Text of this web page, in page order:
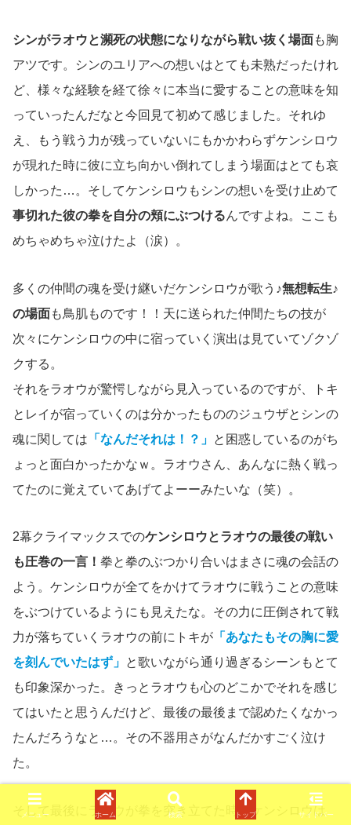
シンがラオウと瀕死の状態になりながら戦い抜く場面も胸
アツです。シンのユリアへの想いはとても未熟だったけれ
ど、様々な経験を経て徐々に本当に愛することの意味を知
っていったんだなと今回見て初めて感じました。それゆ
え、もう戦う力が残っていないにもかかわらずケンシロウ
が現れた時に彼に立ち向かい倒れてしまう場面はとても哀
しかった…。そしてケンシロウもシンの想いを受け止めて
事切れた彼の拳を自分の頬にぶつけるんですよね。ここも
めちゃめちゃ泣けたよ（涙）。
多くの仲間の魂を受け継いだケンシロウが歌う ♪無想転生♪
の場面も鳥肌ものです！！天に送られた仲間たちの技が
次々にケンシロウの中に宿っていく演出は見ていてゾクゾ
クする。
それをラオウが驚愕しながら見入っているのですが、トキ
とレイが宿っていくのは分かったもののジュウザとシンの
魂に関しては 「なんだそれは！？」 と困惑しているのがち
ょっと面白かったかなｗ。ラオウさん、あんなに熱く戦っ
てたのに覚えていてあげてよーーみたいな（笑）。
2幕クライマックスでのケンシロウとラオウの最後の戦い
も圧巻の一言！ 拳と拳のぶつかり合いはまさに魂の会話の
よう。ケンシロウが全てをかけてラオウに戦うことの意味
をぶつけているようにも見えたな。その力に圧倒されて戦
力が落ちていくラオウの前にトキが 「あなたもその胸に愛
を刻んでいたはず」 と歌いながら通り過ぎるシーンもとて
も印象深かった。きっとラオウも心のどこかでそれを感じ
てはいたと思うんだけど、最後の最後まで認めたくなかっ
たんだろうなと…。その不器用さがなんだかすごく泣け
た。
そして最後にラオウが拳を突き立てた時、ケンシロウは
メニュー ホーム 検索 トップ サイドバー